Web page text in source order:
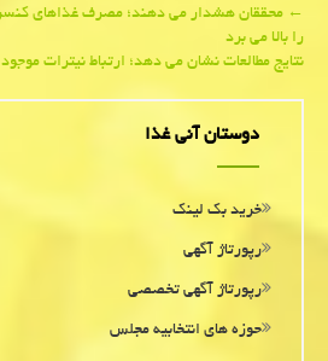
Post
navigation
←محققان هشدار می دهند؛ مصرف غذاهای
را بالا می برد
نتایج مطالعات نشان می دهد؛ ارتباط نیترات
دوستان آنی غذا
خرید بک لینک
رپورتاژ آگهی
رپورتاژ آگهی تخصصی
حوزه های انتخابیه مجلس